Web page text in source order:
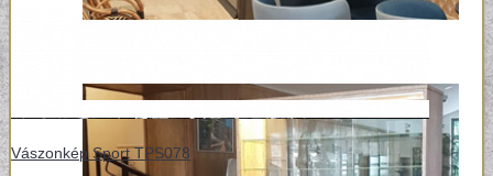
Vászonkép Sport TPS078